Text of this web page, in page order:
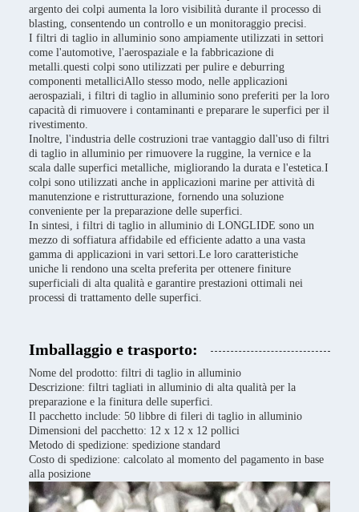
argento dei colpi aumenta la loro visibilità durante il processo di
blasting, consentendo un controllo e un monitoraggio precisi.
I filtri di taglio in alluminio sono ampiamente utilizzati in settori
come l'automotive, l'aerospaziale e la fabbricazione di
metalli.questi colpi sono utilizzati per pulire e deburring
componenti metalliciAllo stesso modo, nelle applicazioni
aerospaziali, i filtri di taglio in alluminio sono preferiti per la loro
capacità di rimuovere i contaminanti e preparare le superfici per il
rivestimento.
Inoltre, l'industria delle costruzioni trae vantaggio dall'uso di filtri
di taglio in alluminio per rimuovere la ruggine, la vernice e la
scala dalle superfici metalliche, migliorando la durata e l'estetica.I
colpi sono utilizzati anche in applicazioni marine per attività di
manutenzione e ristrutturazione, fornendo una soluzione
conveniente per la preparazione delle superfici.
In sintesi, i filtri di taglio in alluminio di LONGLIDE sono un
mezzo di soffiatura affidabile ed efficiente adatto a una vasta
gamma di applicazioni in vari settori.Le loro caratteristiche
uniche li rendono una scelta preferita per ottenere finiture
superficiali di alta qualità e garantire prestazioni ottimali nei
processi di trattamento delle superfici.
Imballaggio e trasporto:
Nome del prodotto: filtri di taglio in alluminio
Descrizione: filtri tagliati in alluminio di alta qualità per la
preparazione e la finitura delle superfici.
Il pacchetto include: 50 libbre di fileri di taglio in alluminio
Dimensioni del pacchetto: 12 x 12 x 12 pollici
Metodo di spedizione: spedizione standard
Costo di spedizione: calcolato al momento del pagamento in base
alla posizione